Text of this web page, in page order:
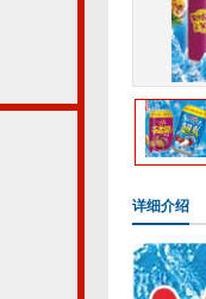
详细介绍